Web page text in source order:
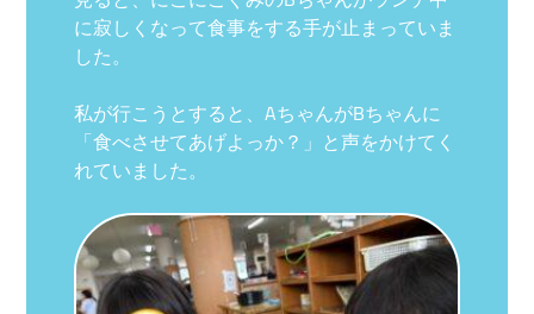
に寂しくなって食事をする手が止まっていま
した。
私が行こうとすると、AちゃんがBちゃんに
「食べさせてあげよっか？」と声をかけてく
れていました。